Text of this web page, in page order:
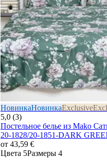
НовинкаНовинкаExclusive
5,0 (3)
Постельное белье из Mako
20-1828/20-1851-DARK
от 43,59 €
Цвета 5Размеры 4